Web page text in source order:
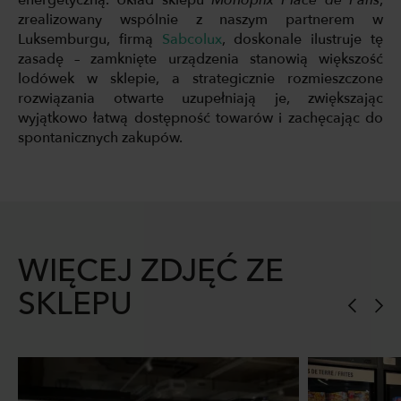
zrealizowany wspólnie z naszym partnerem w
Luksemburgu, firmą Sabcolux, doskonale ilustruje tę
zasadę – zamknięte urządzenia stanowią większość
lodówek w sklepie, a strategicznie rozmieszczone
rozwiązania otwarte uzupełniają je, zwiększając
wyjątkowo łatwą dostępność towarów i zachęcając do
spontanicznych zakupów.
WIĘCEJ ZDJĘĆ ZE
SKLEPU